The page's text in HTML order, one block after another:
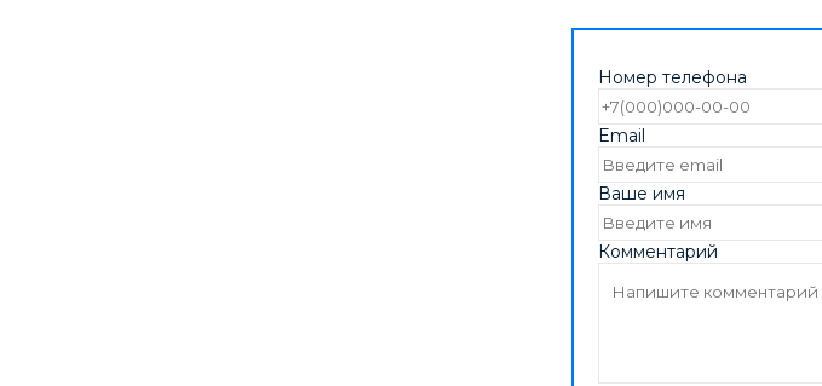
Номер телефона
Email
Ваше имя
Комментарий